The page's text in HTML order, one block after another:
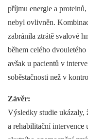
příjmu energie a
nebyl ovlivněn.
zabránila ztrátě svalové
během celého
avšak u pacientů v
soběstačnosti než v
Závěr:
Výsledky studie ukázaly,
a rehabilitační intervence